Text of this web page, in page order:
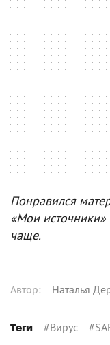
Понравился
«Мои источники»
чаще.
Автор: Наталья
Теги #Вирус #